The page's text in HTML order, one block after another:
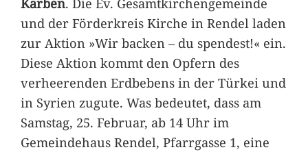
und der Förderkreis Kirche in Rendel laden
zur Aktion »Wir backen – du spendest!« ein.
Diese Aktion kommt den Opfern des
verheerenden Erdbebens in der Türkei und
in Syrien zugute. Was bedeutet, dass am
Samstag, 25. Februar, ab 14 Uhr im
Gemeindehaus Rendel, Pfarrgasse 1, eine